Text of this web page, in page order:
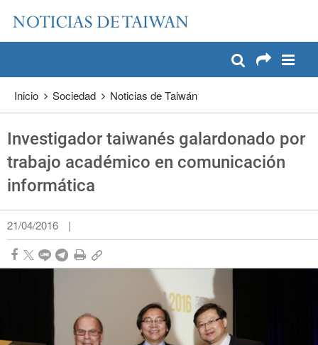
Pase a contenido principal
Inicio Sociedad Noticias de Taiwán
Investigador taiwanés galardonado por
trabajo académico en comunicación
informática
21/04/2016 |